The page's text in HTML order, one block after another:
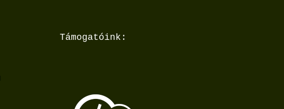
Támogatóink: